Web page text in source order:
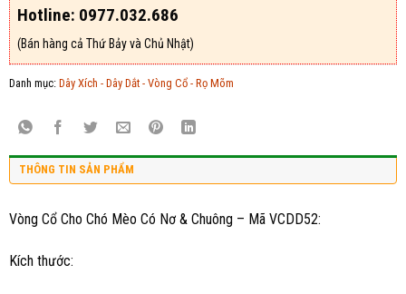
Hotline: 0977.032.686
(Bán hàng cả Thứ Bảy và Chủ Nhật)
Danh mục: Dây Xích - Dây Dắt - Vòng Cổ - Rọ Mõm
THÔNG TIN SẢN PHẨM
Vòng Cổ Cho Chó Mèo Có Nơ & Chuông – Mã VCDD52:
Kích thước: